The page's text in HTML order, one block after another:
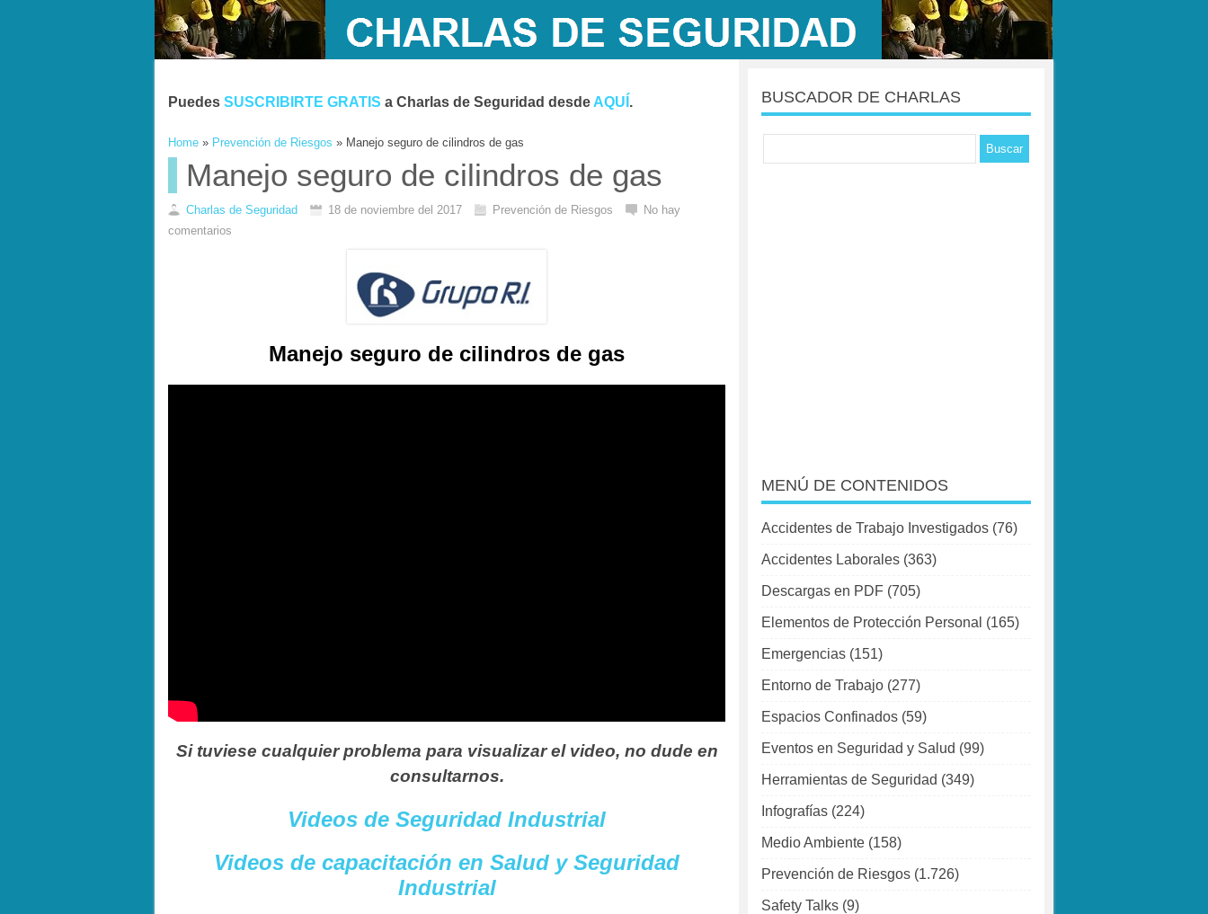
Puedes SUSCRIBIRTE GRATIS a Charlas de Seguridad desde AQUÍ .
Home » Prevención de Riesgos » Manejo seguro de cilindros de gas
Manejo seguro de cilindros de gas
Charlas de Seguridad 18 de noviembre del 2017 Prevención de Riesgos
No hay
comentarios
Manejo seguro de cilindros de gas
Si tuviese cualquier problema para visualizar el video, no dude en
consultarnos.
Videos de Seguridad Industrial
Videos de capacitación en Salud y Seguridad
Industrial
BUSCADOR DE CHARLAS
MENÚ DE CONTENIDOS
Accidentes de Trabajo Investigados (76)
Accidentes Laborales (363)
Descargas en PDF (705)
Elementos de Protección Personal (165)
Emergencias (151)
Entorno de Trabajo (277)
Espacios Confinados (59)
Eventos en Seguridad y Salud (99)
Herramientas de Seguridad (349)
Infografías (224)
Medio Ambiente (158)
Prevención de Riesgos (1.726)
Safety Talks (9)